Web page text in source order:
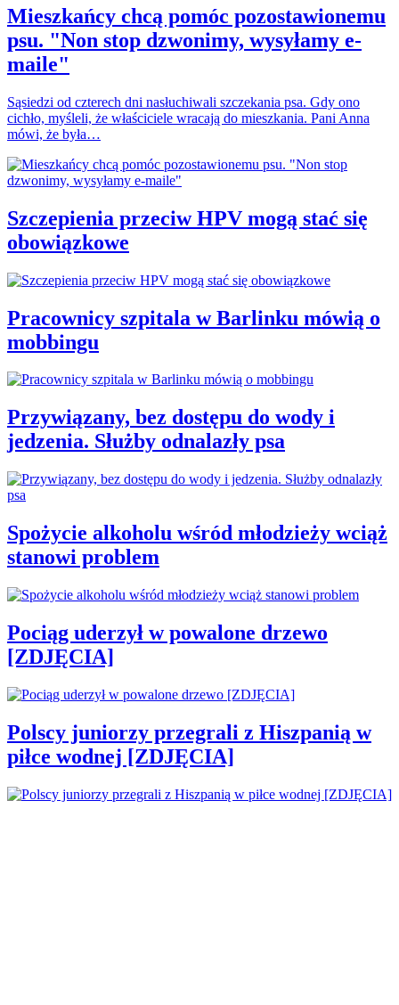
Mieszkańcy chcą pomóc pozostawionemu
psu. "Non stop dzwonimy, wysyłamy e-
maile"
Sąsiedzi od czterech dni nasłuchiwali szczekania psa. Gdy ono
cichło, myśleli, że właściciele wracają do mieszkania. Pani Anna
mówi, że była…
Szczepienia przeciw HPV mogą stać się
obowiązkowe
Pracownicy szpitala w Barlinku mówią o
mobbingu
Przywiązany, bez dostępu do wody i
jedzenia. Służby odnalazły psa
Spożycie alkoholu wśród młodzieży wciąż
stanowi problem
Pociąg uderzył w powalone drzewo
[ZDJĘCIA]
Polscy juniorzy przegrali z Hiszpanią w
piłce wodnej [ZDJĘCIA]